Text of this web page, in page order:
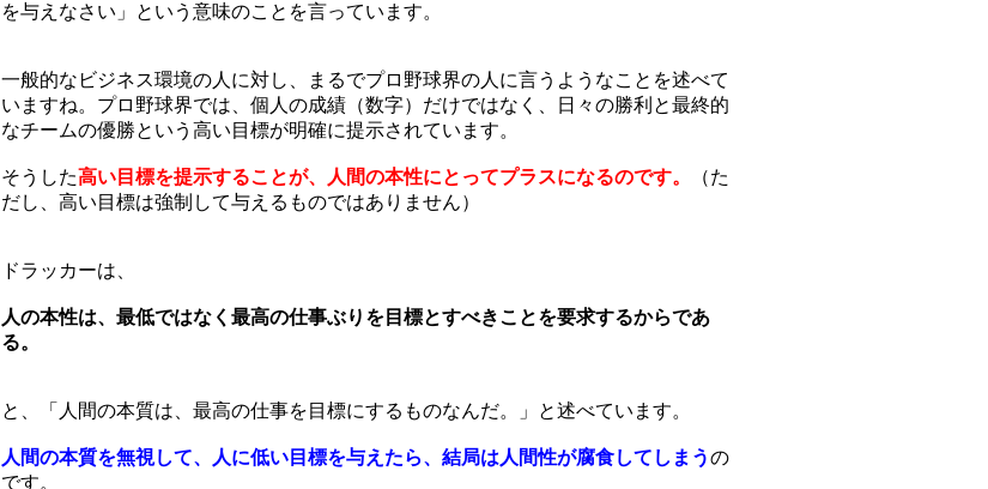
を与えなさい」という意味のことを言っています。
一般的なビジネス環境の人に対し、まるでプロ野球界の人に言うようなことを述べて
いますね。プロ野球界では、個人の成績（数字）だけではなく、日々の勝利と最終的
なチームの優勝という高い目標が明確に提示されています。
そうした高い目標を提示することが、人間の本性にとってプラスになるのです。
（た
だし、高い目標は強制して与えるものではありません）
ドラッカーは、
人の本性は、最低ではなく最高の仕事ぶりを目標とすべきことを要求するからであ
る。
と、「人間の本質は、最高の仕事を目標にするものなんだ。」と述べています。
人間の本質を無視して、人に低い目標を与えたら、結局は人間性が腐食してしまうの
です。